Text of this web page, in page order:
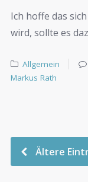
Ich hoffe das
wird, sollte es
Allgemein
Markus Rath
Ältere